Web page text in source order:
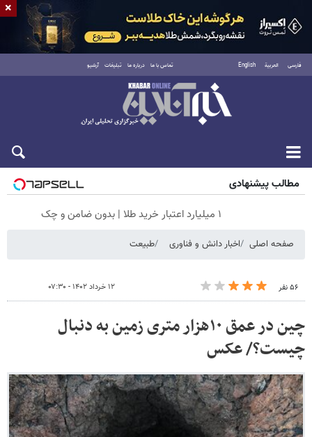
فارسی العربية English تماس با ما درباره ما تبلیغات آرشیو
پنجشنبه ۱۵ مرداد ۱۴۰۵
مطالب پیشنهادی
۱ میلیارد اعتبار خرید طلا | بدون ضامن و چک
صفحه اصلی اخبار دانش و فناوری طبیعت
۵۶ نفر ۱۲ خرداد ۱۴۰۲ - ۰۷:۳۰
چین در عمق ۱۰‌هزار متری زمین به دنبال
چیست؟/ عکس
×